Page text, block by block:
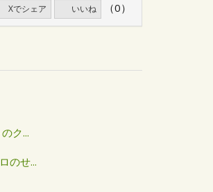
Xでシェア いいね （0）
ク...
のせ...